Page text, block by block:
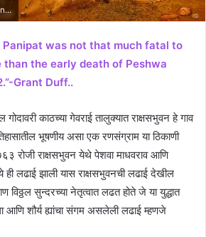
was not that much fatal to
the early death of Peshwa
Grant Duff..
गोदावरी काठच्या गेवराई तालुक्यात राक्षसभुवन हे गाव
भूषणीय असा एक रणसंग्राम या ठिकाणी
राक्षसभुवन येथे पेशवा माधवराव आणि
ही लढाई झाली यास राक्षसभुवनची लढाई देखील
विठ्ठल सुन्दरच्या नेतृत्वात लढत होते जे या युद्धात
आणि शौर्य ह्यांचा संगम असलेली लढाई म्हणजे